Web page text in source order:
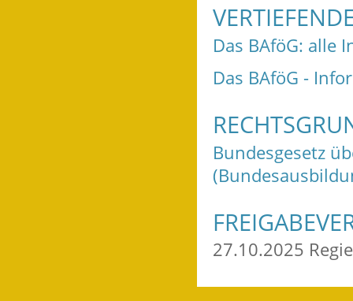
Das BAföG: alle
Das BAföG -
Bundesgesetz
27.10.2025